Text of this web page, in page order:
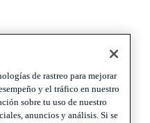
de rastreo para mejorar
y el tráfico en nuestro
sobre tu uso de nuestro
anuncios y análisis. Si se